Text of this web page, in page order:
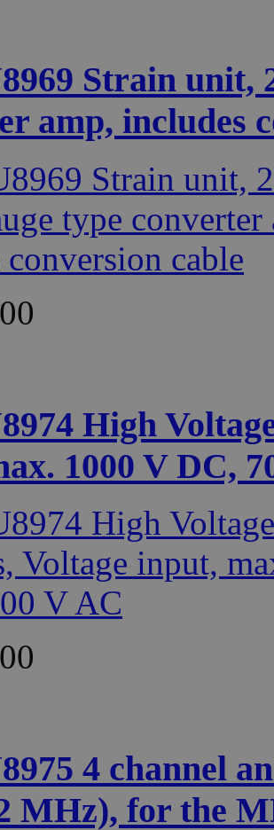
Strain unit,
amp, includes
High
1000 V DC,
4 channel
MHz), for the